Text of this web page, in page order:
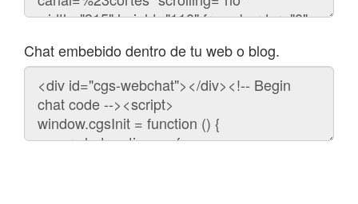
Chat embebido dentro de tu web o blog.
Código
para
embeber
chat